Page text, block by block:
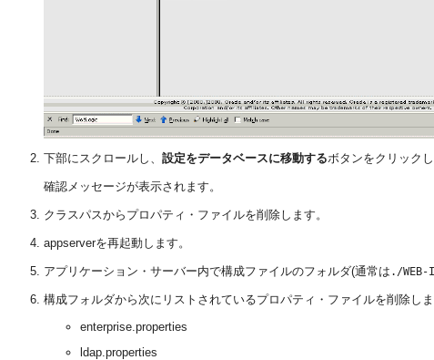
下部にスクロールし、 設定をデータベースに移動するボタンをクリックし
確認メッセージが表示されます。
クラスパスからプロパティ・ファイルを削除します。
appserverを再起動します。
アプリケーション・サーバー内で構成ファイルのフォルダ(通常は ./
構成フォルダから次にリストされているプロパティ・ファイルを削除しま
enterprise.properties
ldap.properties